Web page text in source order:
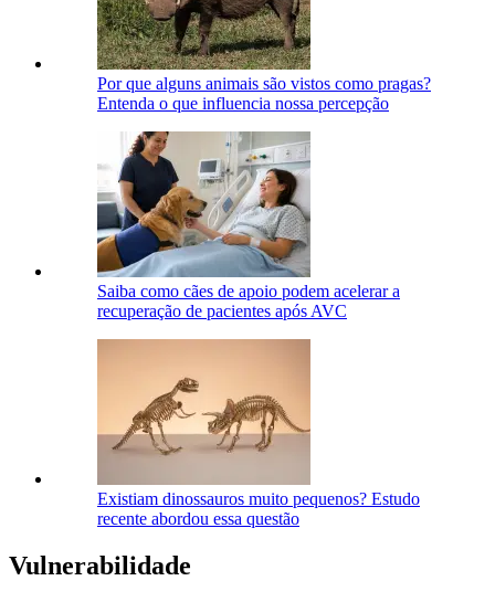
Por que alguns animais são vistos como pragas?
Entenda o que influencia nossa percepção
Saiba como cães de apoio podem acelerar a
recuperação de pacientes após AVC
Existiam dinossauros muito pequenos? Estudo
recente abordou essa questão
Vulnerabilidade